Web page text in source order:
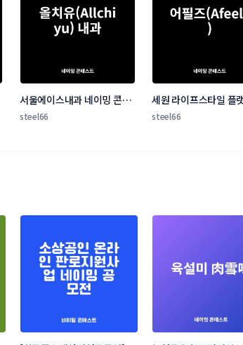
서울에이스내과 네이밍 콘테
스트
steel66
세원 라이프스타일 플
이밍 콘테스트
steel66